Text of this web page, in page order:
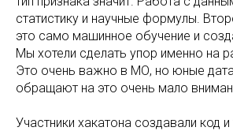
статистику и научные формулы.
это само машинное обучение и
Мы хотели сделать упор именно на
Это очень важно в МО, но юные
обращают на это очень мало
Участники хакатона создавали код